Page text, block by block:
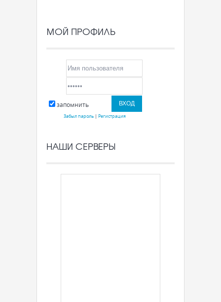
МОЙ ПРОФИЛЬ
запомнить
Забыл пароль| Регистрация
НАШИ СЕРВЕРЫ